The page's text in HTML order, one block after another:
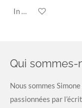
In winkelwagen
Qui sommes-
Nous sommes
passionnées par